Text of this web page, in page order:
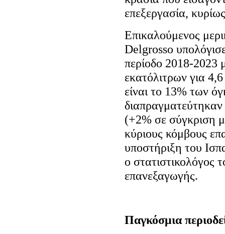
επεξεργασία,
Επικαλούμενος
Delgrosso
περίοδο 2018-2023
εκατόλιτρων για
είναι το 13% των
(+2% σε σύγκριση
κύριους κόμβους
υποστήριξη του
ο στατιστικολόγος
επανεξαγωγής.
Παγκόσμια